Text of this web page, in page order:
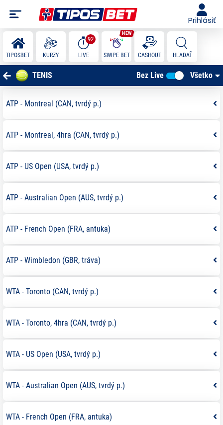
Prihlásiť
TIPOSBET KURZY
92
LIVE SWIPE BET CASHOUT HĽADAŤ
TENIS Bez Live Všetko
ATP - Montreal (CAN, tvrdý p.)
ATP - Montreal, 4hra (CAN, tvrdý p.)
ATP - US Open (USA, tvrdý p.)
ATP - Australian Open (AUS, tvrdý p.)
ATP - French Open (FRA, antuka)
ATP - Wimbledon (GBR, tráva)
WTA - Toronto (CAN, tvrdý p.)
WTA - Toronto, 4hra (CAN, tvrdý p.)
WTA - US Open (USA, tvrdý p.)
WTA - Australian Open (AUS, tvrdý p.)
WTA - French Open (FRA, antuka)